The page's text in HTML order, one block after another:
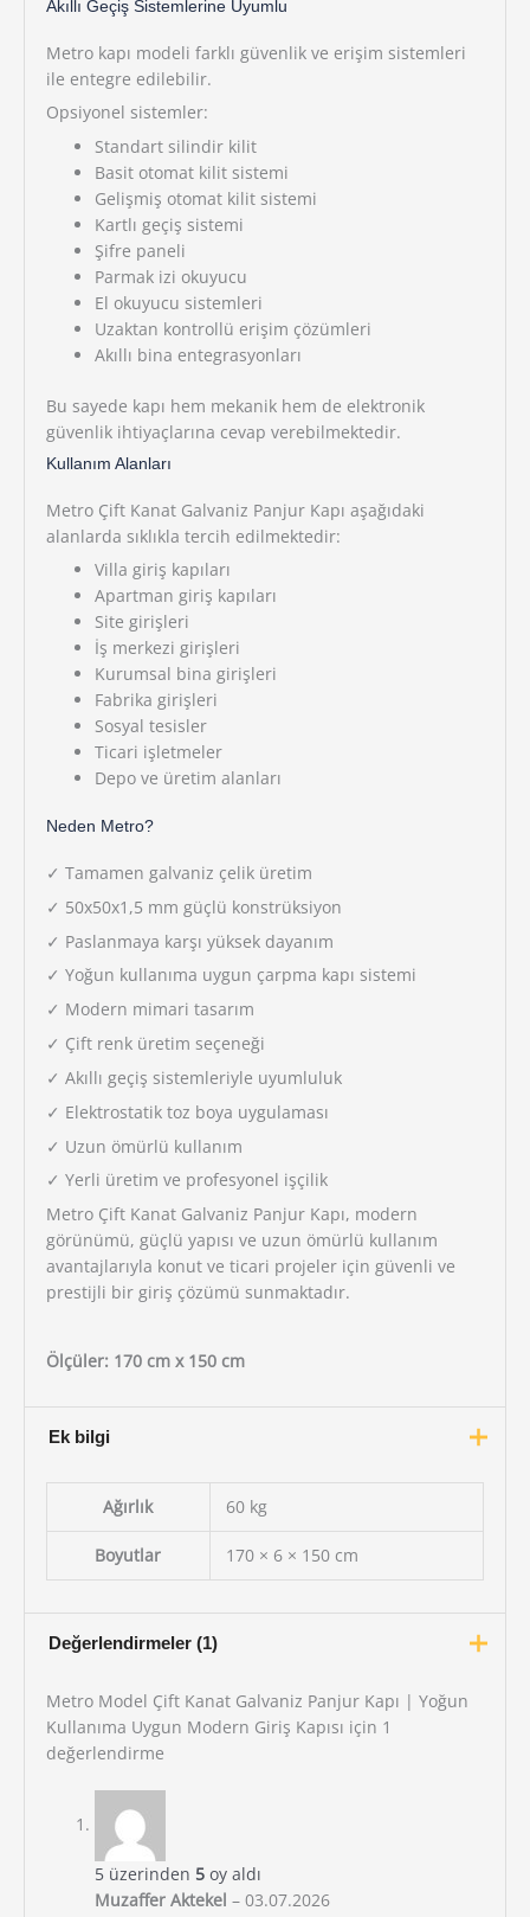
Akıllı Geçiş Sistemlerine Uyumlu
Metro kapı modeli farklı güvenlik ve erişim sistemleri
ile entegre edilebilir.
Opsiyonel sistemler:
Standart silindir kilit
Basit otomat kilit sistemi
Gelişmiş otomat kilit sistemi
Kartlı geçiş sistemi
Şifre paneli
Parmak izi okuyucu
El okuyucu sistemleri
Uzaktan kontrollü erişim çözümleri
Akıllı bina entegrasyonları
Bu sayede kapı hem mekanik hem de elektronik
güvenlik ihtiyaçlarına cevap verebilmektedir.
Kullanım Alanları
Metro Çift Kanat Galvaniz Panjur Kapı aşağıdaki
alanlarda sıklıkla tercih edilmektedir:
Villa giriş kapıları
Apartman giriş kapıları
Site girişleri
İş merkezi girişleri
Kurumsal bina girişleri
Fabrika girişleri
Sosyal tesisler
Ticari işletmeler
Depo ve üretim alanları
Neden Metro?
✓ Tamamen galvaniz çelik üretim
✓ 50x50x1,5 mm güçlü konstrüksiyon
✓ Paslanmaya karşı yüksek dayanım
✓ Yoğun kullanıma uygun çarpma kapı sistemi
✓ Modern mimari tasarım
✓ Çift renk üretim seçeneği
✓ Akıllı geçiş sistemleriyle uyumluluk
✓ Elektrostatik toz boya uygulaması
✓ Uzun ömürlü kullanım
✓ Yerli üretim ve profesyonel işçilik
Metro Çift Kanat Galvaniz Panjur Kapı, modern
görünümü, güçlü yapısı ve uzun ömürlü kullanım
avantajlarıyla konut ve ticari projeler için güvenli ve
prestijli bir giriş çözümü sunmaktadır.
Ölçüler: 170 cm x 150 cm
Ek bilgi
Ağırlık 60 kg
Boyutlar 170 × 6 × 150 cm
Değerlendirmeler (1)
Metro Model Çift Kanat Galvaniz Panjur Kapı | Yoğun
Kullanıma Uygun Modern Giriş Kapısı için 1
değerlendirme
5 üzerinden 5oy aldı
Muzaffer Aktekel – 03.07.2026